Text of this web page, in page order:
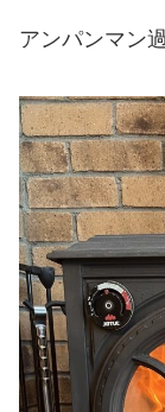
アンパンマン